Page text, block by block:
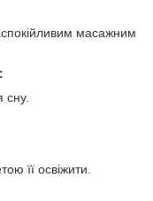
масажним
сну.
її освіжити.